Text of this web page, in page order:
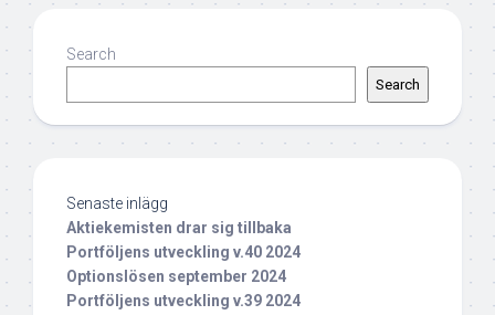
Search
Search
Senaste inlägg
Aktiekemisten drar sig tillbaka
Portföljens utveckling v.40 2024
Optionslösen september 2024
Portföljens utveckling v.39 2024